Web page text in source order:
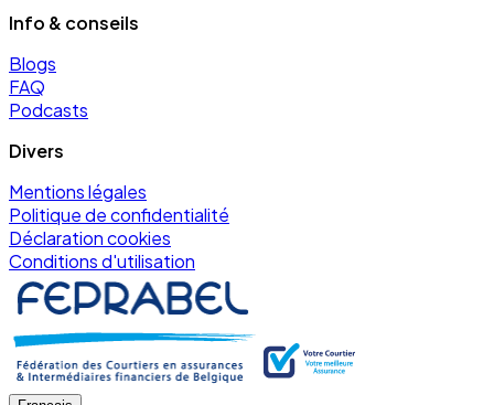
Info & conseils
Blogs
FAQ
Podcasts
Divers
Mentions légales
Politique de confidentialité
Déclaration cookies
Conditions d'utilisation